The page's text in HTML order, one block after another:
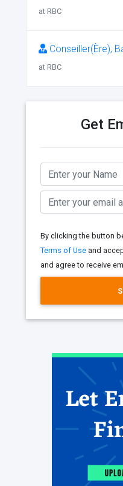
at RBC
Conseiller(Ère),
at RBC
Get
By clicking the button
Terms of Use and
and agree to receive